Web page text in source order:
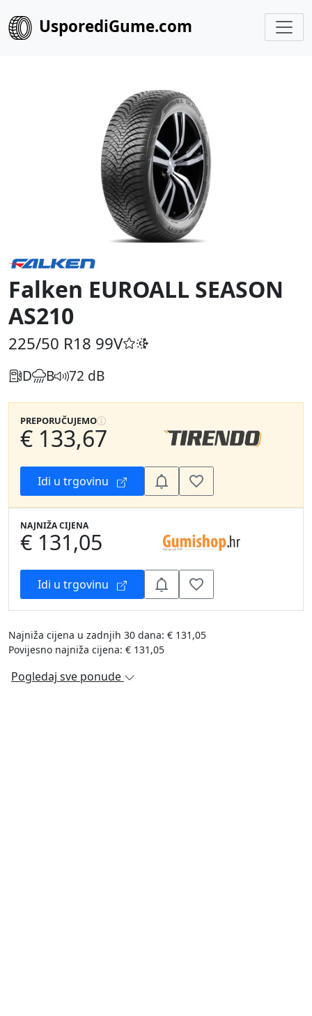
UsporediGume.com
Falken EUROALL SEASON
AS210
225/50 R18 99V
D B 72 dB
PREPORUČUJEMO
€ 133,67
Idi u trgovinu
NAJNIŽA CIJENA
€ 131,05
Idi u trgovinu
Najniža cijena u zadnjih 30 dana: € 131,05
Povijesno najniža cijena: € 131,05
Pogledaj sve ponude